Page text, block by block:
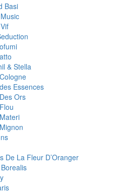
Basi
& Stella
Essences
Ors
De La Fleur D’Oranger